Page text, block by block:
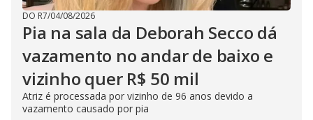
DO R7/04/08/2026
Pia na sala da Deborah Secco dá
vazamento no andar de baixo e
vizinho quer R$ 50 mil
Atriz é processada por vizinho de 96 anos devido a
vazamento causado por pia